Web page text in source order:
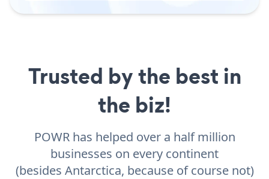
Trusted by the best in
the biz!
POWR has helped over a half million
businesses on every continent
(besides Antarctica, because of course not)